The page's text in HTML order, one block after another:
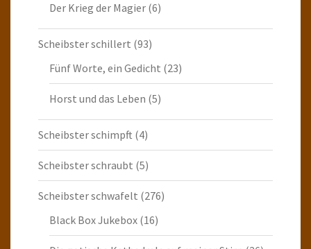
Der Krieg der Magier (6)
Scheibster schillert (93)
Fünf Worte, ein Gedicht (23)
Horst und das Leben (5)
Scheibster schimpft (4)
Scheibster schraubt (5)
Scheibster schwafelt (276)
Black Box Jukebox (16)